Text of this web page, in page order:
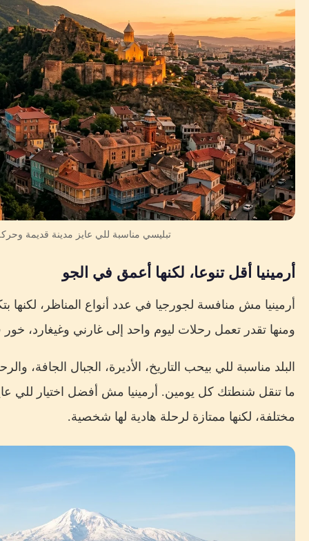
تبليسي مناسبة للي عايز مدينة قديمة
أرمينيا أقل تنوعا، لكنها أعمق في الجو
أرمينيا مش منافسة لجورجيا في عدد أنواع المناظر،
ومنها تقدر تعمل رحلات ليوم واحد إلى غارني وغيغارد،
البلد مناسبة للي بيحب التاريخ، الأديرة، الجبال الجافة،
ما تنقل شنطتك كل يومين. أرمينيا مش أفضل اختيار للي
مختلفة، لكنها ممتازة لرحلة هادية لها شخصية.